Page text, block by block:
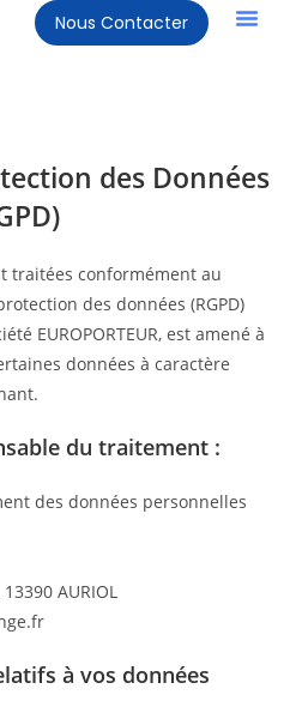
Nous Contacter
des Données
traitées conformément au
des données (RGPD)
EUROPORTEUR, est amené à
données à caractère
du traitement :
des données personnelles
AURIOL
à vos données